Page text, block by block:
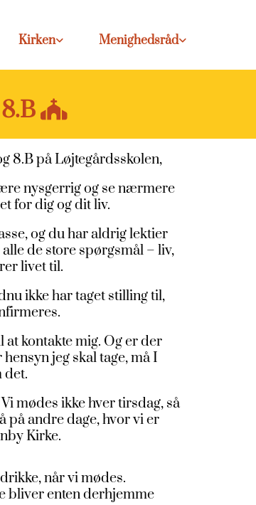
Kirken Menighedsråd

8.B på Løjtegårdsskolen,
nysgerrig og se nærmere
for dig og dit liv.
og du har aldrig lektier
de store spørgsmål – liv,
livet til.
ikke har taget stilling til,
kontakte mig. Og er der
jeg skal tage, må I
det.
mødes ikke hver tirsdag, så
på andre dage, hvor vi er
Kirke.
når vi mødes.
bliver enten derhjemme